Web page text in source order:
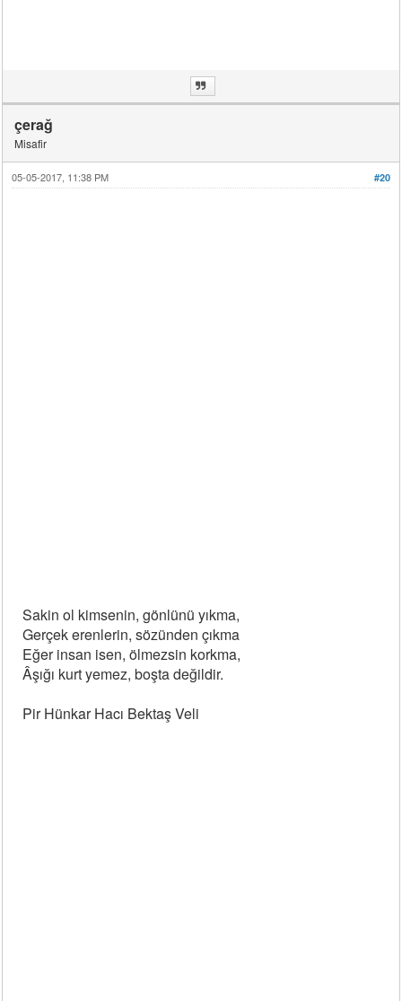
çerağ
Misafir
#20
05-05-2017, 11:38 PM
Sakin ol kimsenin, gönlünü yıkma,
Gerçek erenlerin, sözünden çıkma
Eğer insan isen, ölmezsin korkma,
Âşığı kurt yemez, boşta değildir.
Pir Hünkar Hacı Bektaş Veli